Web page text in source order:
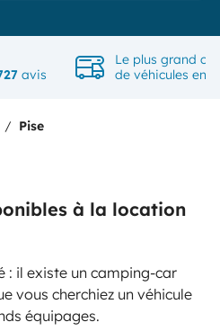
avis
Le plus grand
de véhicules en
Pise
à la location
: il existe un camping-car
vous cherchiez un véhicule
équipages.